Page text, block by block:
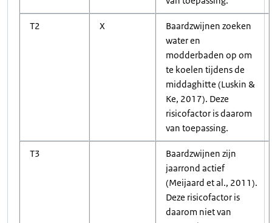
T2 X
Baardzwijnen zoeken
water en
modderbaden op om
te koelen tijdens de
middaghitte (Luskin &
Ke, 2017). Deze
risicofactor is daarom
van toepassing.
T3
Baardzwijnen zijn
jaarrond actief
(Meijaard et al., 2011).
Deze risicofactor is
daarom niet van